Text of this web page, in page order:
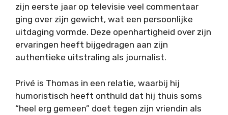
zijn eerste jaar op televisie veel commentaar
ging over zijn gewicht, wat een persoonlijke
uitdaging vormde. Deze openhartigheid over zijn
ervaringen heeft bijgedragen aan zijn
authentieke uitstraling als journalist.
Privé is Thomas in een relatie, waarbij hij
humoristisch heeft onthuld dat hij thuis soms
“heel erg gemeen” doet tegen zijn vriendin als